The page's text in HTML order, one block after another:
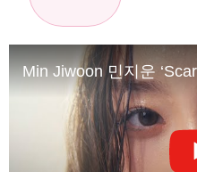
Min Jiwoon 민지운